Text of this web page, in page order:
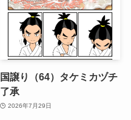
国譲り（64）タケミカヅチ
了承
2026年7月29日